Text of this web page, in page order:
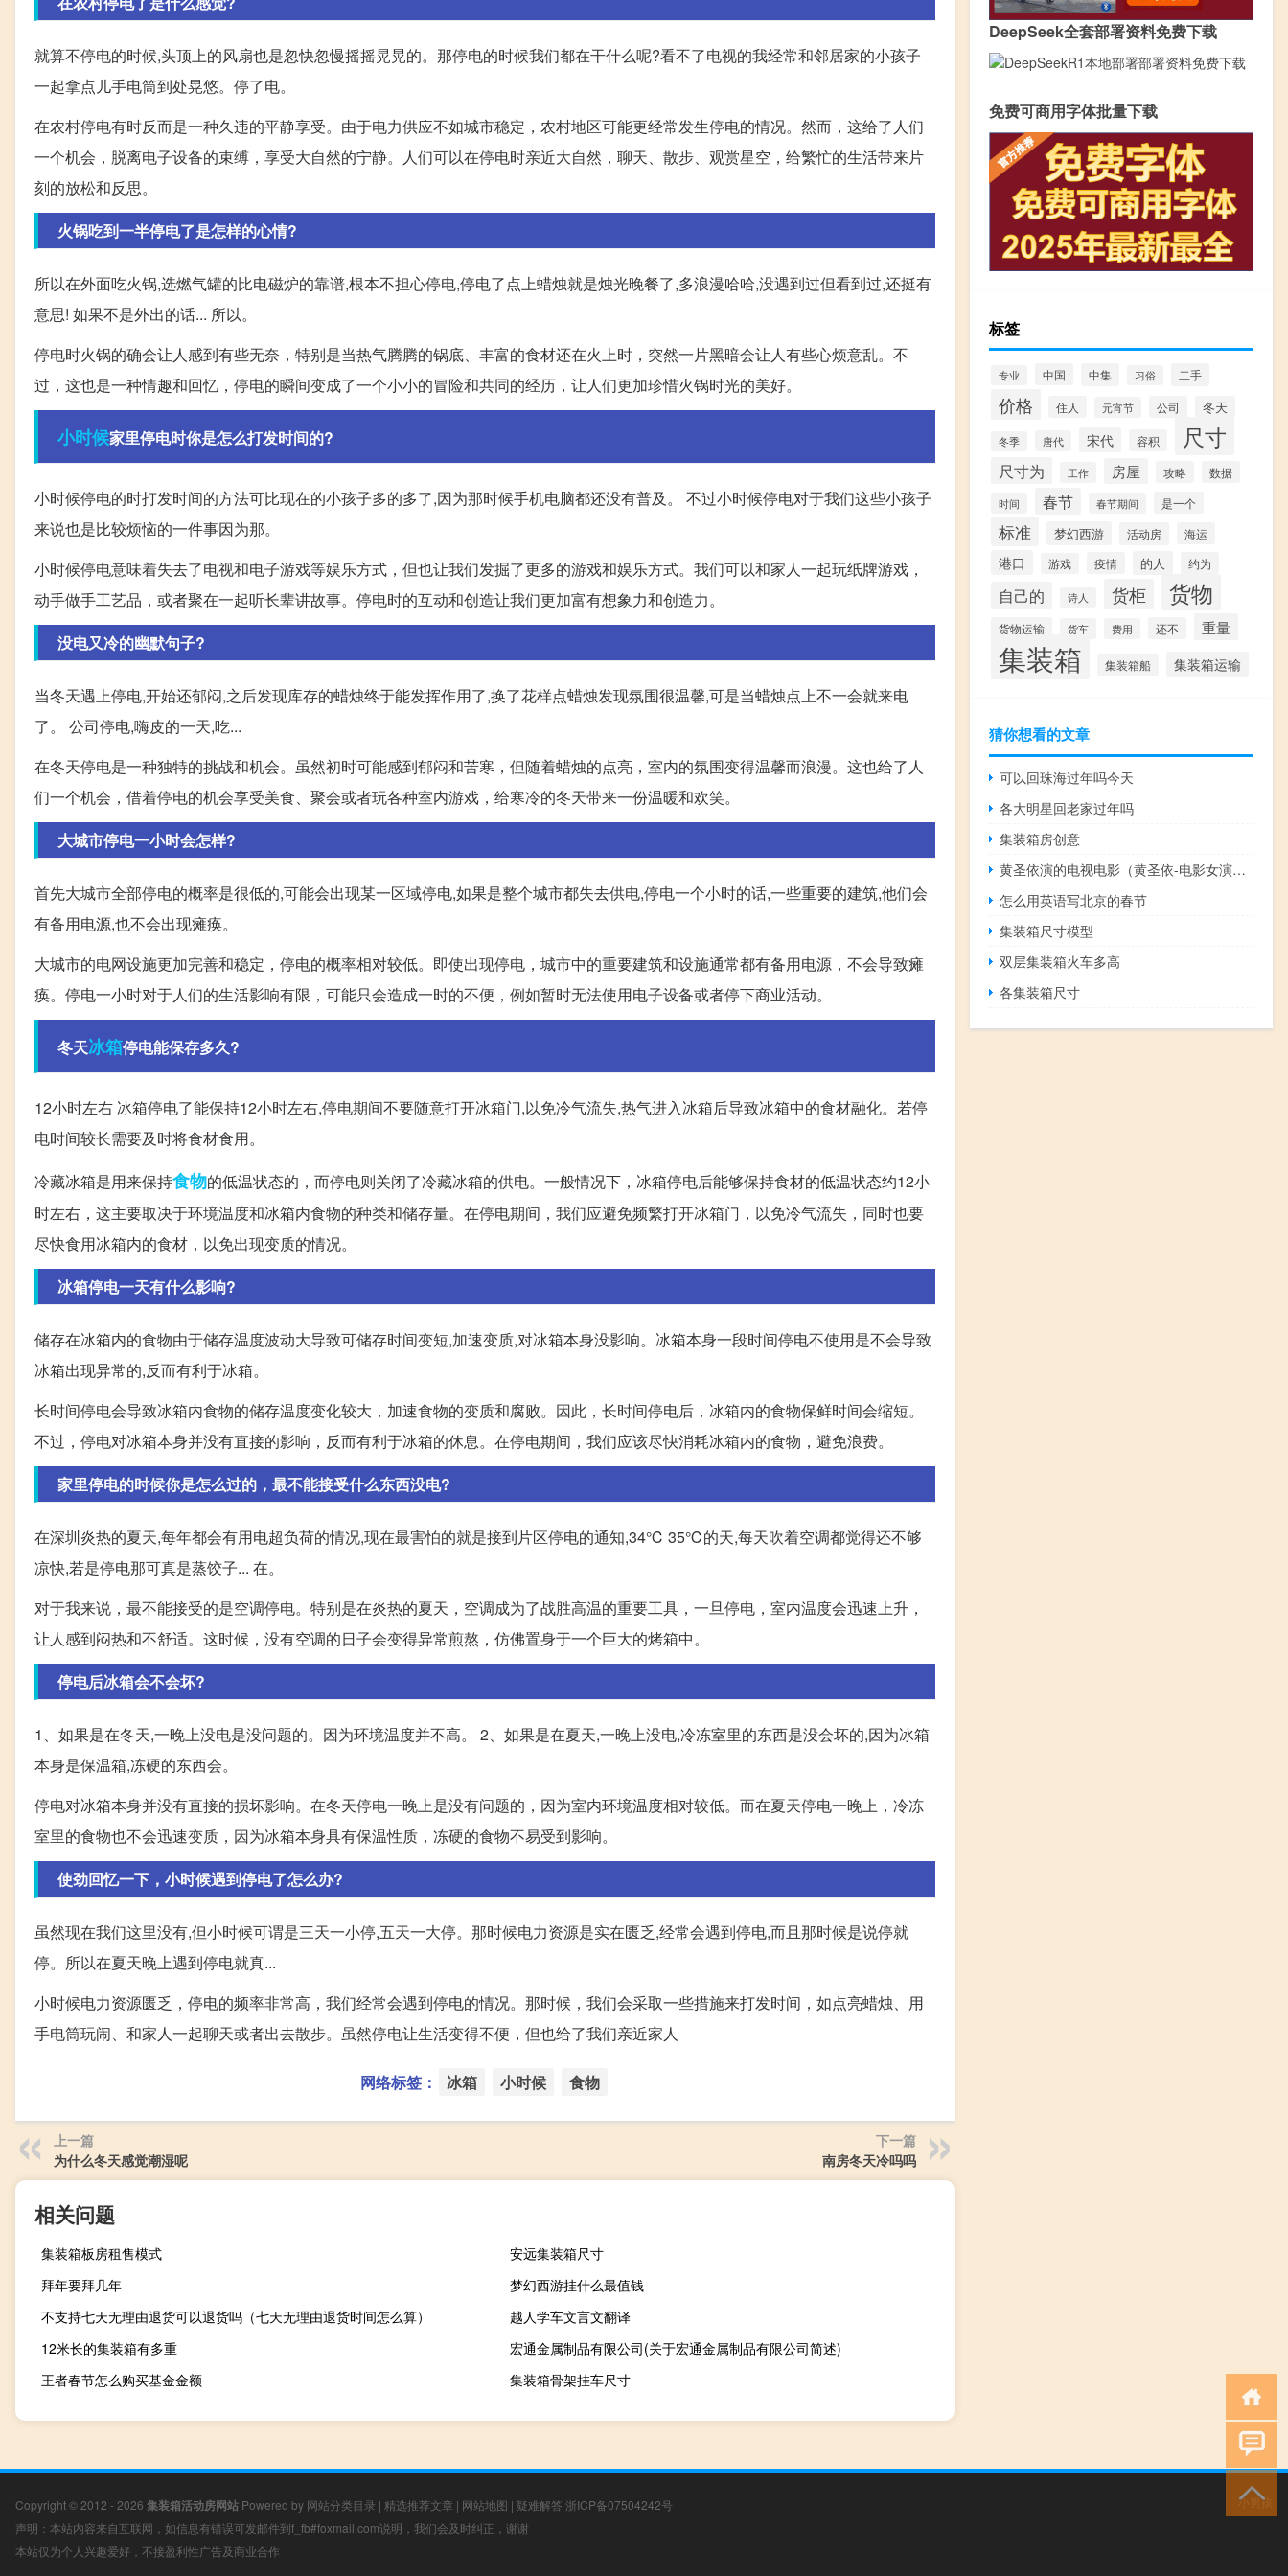
就算不停电的时候,头顶上的风扇也是忽快忽慢摇摇晃晃的。那停电的时候我们都在干什么呢?看不了电视的我经常和邻居家的小孩子
一起拿点儿手电筒到处晃悠。停了电。
在农村停电有时反而是一种久违的平静享受。由于电力供应不如城市稳定，农村地区可能更经常发生停电的情况。然而，这给了人们
一个机会，脱离电子设备的束缚，享受大自然的宁静。人们可以在停电时亲近大自然，聊天、散步、观赏星空，给繁忙的生活带来片
刻的放松和反思。
火锅吃到一半停电了是怎样的心情?
所以在外面吃火锅,选燃气罐的比电磁炉的靠谱,根本不担心停电,停电了点上蜡烛就是烛光晚餐了,多浪漫哈哈,没遇到过但看到过,还挺有
意思! 如果不是外出的话... 所以。
停电时火锅的确会让人感到有些无奈，特别是当热气腾腾的锅底、丰富的食材还在火上时，突然一片黑暗会让人有些心烦意乱。不
过，这也是一种情趣和回忆，停电的瞬间变成了一个小小的冒险和共同的经历，让人们更加珍惜火锅时光的美好。
小时候家里停电时你是怎么打发时间的?
小时候停电的时打发时间的方法可比现在的小孩子多的多了,因为那时候手机电脑都还没有普及。 不过小时候停电对于我们这些小孩子
来说也是比较烦恼的一件事因为那。
小时候停电意味着失去了电视和电子游戏等娱乐方式，但也让我们发掘了更多的游戏和娱乐方式。我们可以和家人一起玩纸牌游戏，
动手做手工艺品，或者聚在一起听长辈讲故事。停电时的互动和创造让我们更加富有想象力和创造力。
没电又冷的幽默句子?
当冬天遇上停电,开始还郁闷,之后发现库存的蜡烛终于能发挥作用了,换了花样点蜡烛发现氛围很温馨,可是当蜡烛点上不一会就来电
了。 公司停电,嗨皮的一天,吃...
在冬天停电是一种独特的挑战和机会。虽然初时可能感到郁闷和苦寒，但随着蜡烛的点亮，室内的氛围变得温馨而浪漫。这也给了人
们一个机会，借着停电的机会享受美食、聚会或者玩各种室内游戏，给寒冷的冬天带来一份温暖和欢笑。
大城市停电一小时会怎样?
首先大城市全部停电的概率是很低的,可能会出现某一区域停电,如果是整个城市都失去供电,停电一个小时的话,一些重要的建筑,他们会
有备用电源,也不会出现瘫痪。
大城市的电网设施更加完善和稳定，停电的概率相对较低。即使出现停电，城市中的重要建筑和设施通常都有备用电源，不会导致瘫
痪。停电一小时对于人们的生活影响有限，可能只会造成一时的不便，例如暂时无法使用电子设备或者停下商业活动。
冬天冰箱停电能保存多久?
12小时左右 冰箱停电了能保持12小时左右,停电期间不要随意打开冰箱门,以免冷气流失,热气进入冰箱后导致冰箱中的食材融化。若停
电时间较长需要及时将食材食用。
冷藏冰箱是用来保持食物的低温状态的，而停电则关闭了冷藏冰箱的供电。一般情况下，冰箱停电后能够保持食材的低温状态约12小
时左右，这主要取决于环境温度和冰箱内食物的种类和储存量。在停电期间，我们应避免频繁打开冰箱门，以免冷气流失，同时也要
尽快食用冰箱内的食材，以免出现变质的情况。
冰箱停电一天有什么影响?
储存在冰箱内的食物由于储存温度波动大导致可储存时间变短,加速变质,对冰箱本身没影响。冰箱本身一段时间停电不使用是不会导致
冰箱出现异常的,反而有利于冰箱。
长时间停电会导致冰箱内食物的储存温度变化较大，加速食物的变质和腐败。因此，长时间停电后，冰箱内的食物保鲜时间会缩短。
不过，停电对冰箱本身并没有直接的影响，反而有利于冰箱的休息。在停电期间，我们应该尽快消耗冰箱内的食物，避免浪费。
家里停电的时候你是怎么过的，最不能接受什么东西没电?
在深圳炎热的夏天,每年都会有用电超负荷的情况,现在最害怕的就是接到片区停电的通知,34℃ 35℃的天,每天吹着空调都觉得还不够
凉快,若是停电那可真是蒸饺子... 在。
对于我来说，最不能接受的是空调停电。特别是在炎热的夏天，空调成为了战胜高温的重要工具，一旦停电，室内温度会迅速上升，
让人感到闷热和不舒适。这时候，没有空调的日子会变得异常煎熬，仿佛置身于一个巨大的烤箱中。
停电后冰箱会不会坏?
1、如果是在冬天,一晚上没电是没问题的。因为环境温度并不高。 2、如果是在夏天,一晚上没电,冷冻室里的东西是没会坏的,因为冰箱
本身是保温箱,冻硬的东西会。
停电对冰箱本身并没有直接的损坏影响。在冬天停电一晚上是没有问题的，因为室内环境温度相对较低。而在夏天停电一晚上，冷冻
室里的食物也不会迅速变质，因为冰箱本身具有保温性质，冻硬的食物不易受到影响。
使劲回忆一下，小时候遇到停电了怎么办?
虽然现在我们这里没有,但小时候可谓是三天一小停,五天一大停。那时候电力资源是实在匮乏,经常会遇到停电,而且那时候是说停就
停。所以在夏天晚上遇到停电就真...
小时候电力资源匮乏，停电的频率非常高，我们经常会遇到停电的情况。那时候，我们会采取一些措施来打发时间，如点亮蜡烛、用
手电筒玩闹、和家人一起聊天或者出去散步。虽然停电让生活变得不便，但也给了我们亲近家人
网络标签： 冰箱 小时候 食物
上一篇
为什么冬天感觉潮湿呢
下一篇
南房冬天冷吗吗
相关问题
集装箱板房租售模式
安远集装箱尺寸
拜年要拜几年
梦幻西游挂什么最值钱
不支持七天无理由退货可以退货吗（七天无理由退货时间怎么算）
越人学车文言文翻译
12米长的集装箱有多重
宏通金属制品有限公司(关于宏通金属制品有限公司简述)
王者春节怎么购买基金金额
集装箱骨架挂车尺寸
DeepSeek全套部署资料免费下载
免费可商用字体批量下载
标签
专业 中国 中集 习俗 二手
价格 住人 元宵节 公司 冬天
冬季 唐代 宋代 容积 尺寸
尺寸为 工作 房屋 攻略 数据
时间 春节 春节期间 是一个
标准 梦幻西游 活动房 海运
港口 游戏 疫情 的人 约为
自己的 诗人 货柜 货物
货物运输 货车 费用 还不 重量
集装箱 集装箱船 集装箱运输
猜你想看的文章
可以回珠海过年吗今天
各大明星回老家过年吗
集装箱房创意
黄圣依演的电视电影（黄圣依-电影女演员）
怎么用英语写北京的春节
集装箱尺寸模型
双层集装箱火车多高
各集装箱尺寸
Copyright © 2012 - 2026 集装箱活动房网站 Powered by 网站分类目录 | 精选推荐文章 | 网站地图 | 疑难解答 浙ICP备07504242号
声明：本站内容来自互联网，如信息有错误可发邮件到f_fb#foxmail.com说明，我们会及时纠正，谢谢
本站仅为个人兴趣爱好，不接盈利性广告及商业合作
小男孩